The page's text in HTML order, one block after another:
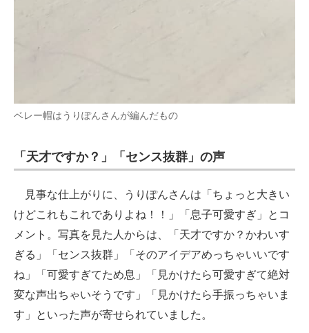
ベレー帽はうりぽんさんが編んだもの
「天才ですか？」「センス抜群」の声
見事な仕上がりに、うりぽんさんは「ちょっと大きい
けどこれもこれでありよね！！」「息子可愛すぎ」とコ
メント。写真を見た人からは、「天才ですか？かわいす
ぎる」「センス抜群」「そのアイデアめっちゃいいです
ね」「可愛すぎてため息」「見かけたら可愛すぎて絶対
変な声出ちゃいそうです」「見かけたら手振っちゃいま
す」といった声が寄せられていました。